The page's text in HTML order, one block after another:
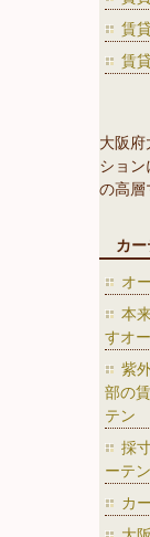
賃
賃
大阪府
ショ
の高層
カ
オ
本
すオ
紫
部の
テン
採
ーテ
カ